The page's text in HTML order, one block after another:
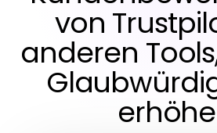
von
anderen